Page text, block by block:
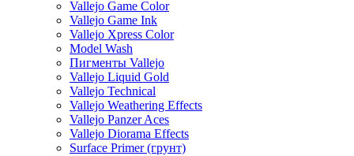
Vallejo Game Color
Vallejo Game Ink
Vallejo Xpress Color
Model Wash
Пигменты Vallejo
Vallejo Liquid Gold
Vallejo Technical
Vallejo Weathering Effects
Vallejo Panzer Aces
Vallejo Diorama Effects
Surface Primer (грунт)